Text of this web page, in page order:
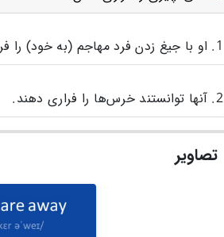
1. او با جیغ زدن فرد مهاجم (به خود) را فراری داد.
2. آنها توانستند خرس‌ها را فراری دهند.
تصاویر